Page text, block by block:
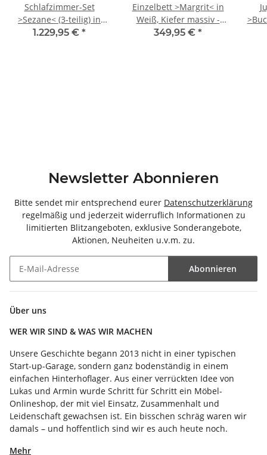
Schlafzimmer-Set
>Sezane< (3-teilig) in
Nussbaumfarbig / Clay,
1.229,95 € *
Einzelbett >Margrit< in
Weiß, Kiefer massiv -
211x68x97,8cm (BxHxT)
349,95 € *
Newsletter Abonnieren
Bitte sendet mir entsprechend eurer Datenschutzerklärung
regelmäßig und jederzeit widerruflich Informationen zu
limitierten Blitzangeboten, exklusive Sonderangebote,
Aktionen, Neuheiten u.v.m. zu.
Abonnieren
Über uns
WER WIR SIND & WAS WIR MACHEN
Unsere Geschichte begann 2013 nicht in einer typischen
Start-up-Garage, sondern ganz bodenständig in einem
einfachen Hinterhoflager. Aus einer verrückten Idee von
Lukas und Armin wurde Schritt für Schritt ein Möbel-
Onlineshop, der mit viel Einsatz, Zusammenhalt und
Leidenschaft gewachsen ist. Ein bisschen schräg waren wir
damals – und hoffentlich sind wir es auch heute noch.
Mehr